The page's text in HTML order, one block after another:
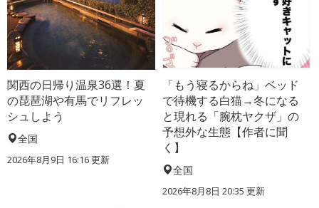
関西の日帰り温泉36選！夏
の琵琶湖や有馬でリフレッ
シュしよう
全国
2026年8月9日 16:16更新
「もう寝るからね」ベッド
で待機する白猫→冬になる
と現れる「腕枕ヤクザ」の
予想外な生態【作者に聞
く】
全国
2026年8月8日 20:35 更新